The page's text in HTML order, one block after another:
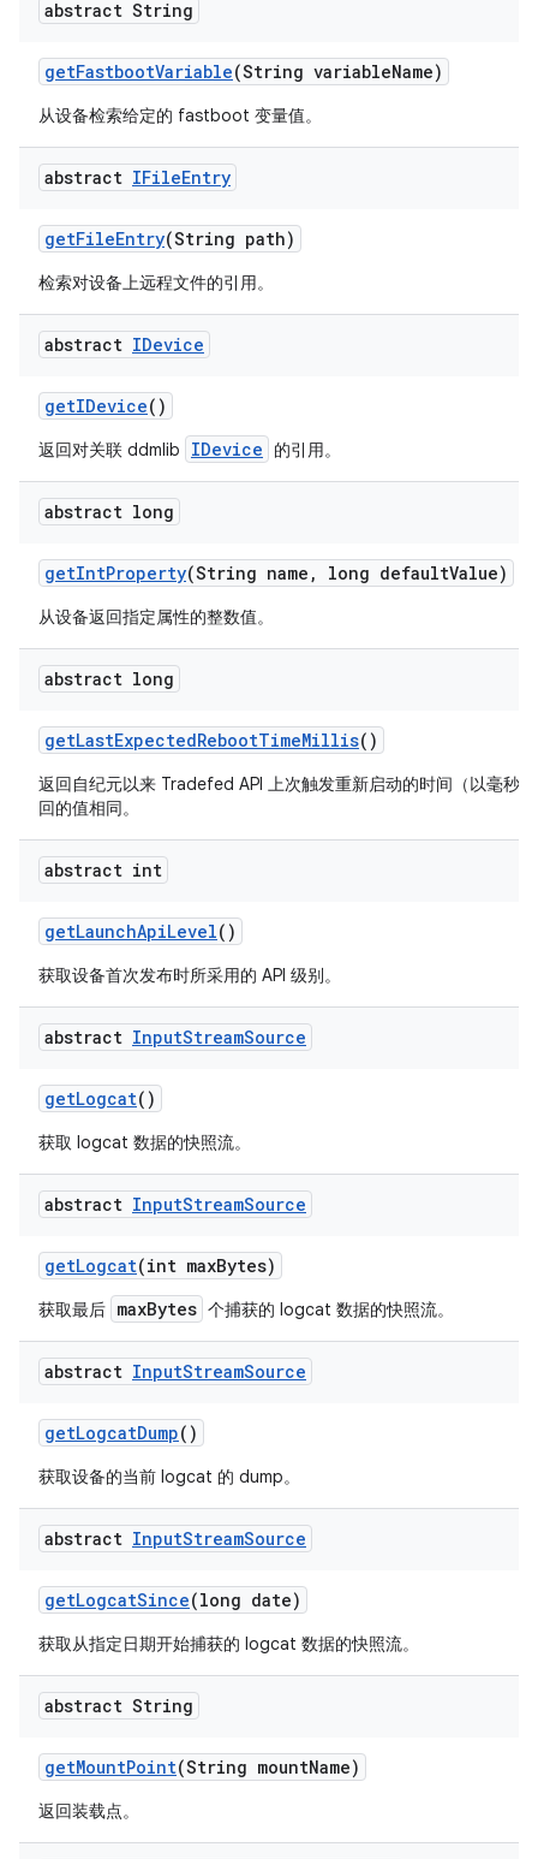
abstract String
getFastbootVariable(String variableName)
从设备检索给定的 fastboot 变量值。
abstract IFileEntry
getFileEntry(String path)
检索对设备上远程文件的引用。
abstract IDevice
getIDevice()
返回对关联 ddmlib IDevice 的引用。
abstract long
getIntProperty(String name , long defaultValue)
从设备返回指定属性的整数值。
abstract long
getLastExpectedRebootTimeMillis()
返回自纪元以来 Tradefed API 上次触发重新启动的时间（以毫秒
回的值相同。
abstract int
getLaunchApiLevel()
获取设备首次发布时所采用的 API 级别。
abstract InputStreamSource
getLogcat()
获取 logcat 数据的快照流。
abstract InputStreamSource
getLogcat(int maxBytes)
获取最后 maxBytes 个捕获的 logcat 数据的快照流。
abstract InputStreamSource
getLogcatDump()
获取设备的当前 logcat 的 dump。
abstract InputStreamSource
getLogcatSince(long date)
获取从指定日期开始捕获的 logcat 数据的快照流。
abstract String
getMountPoint(String mountName)
返回装载点。